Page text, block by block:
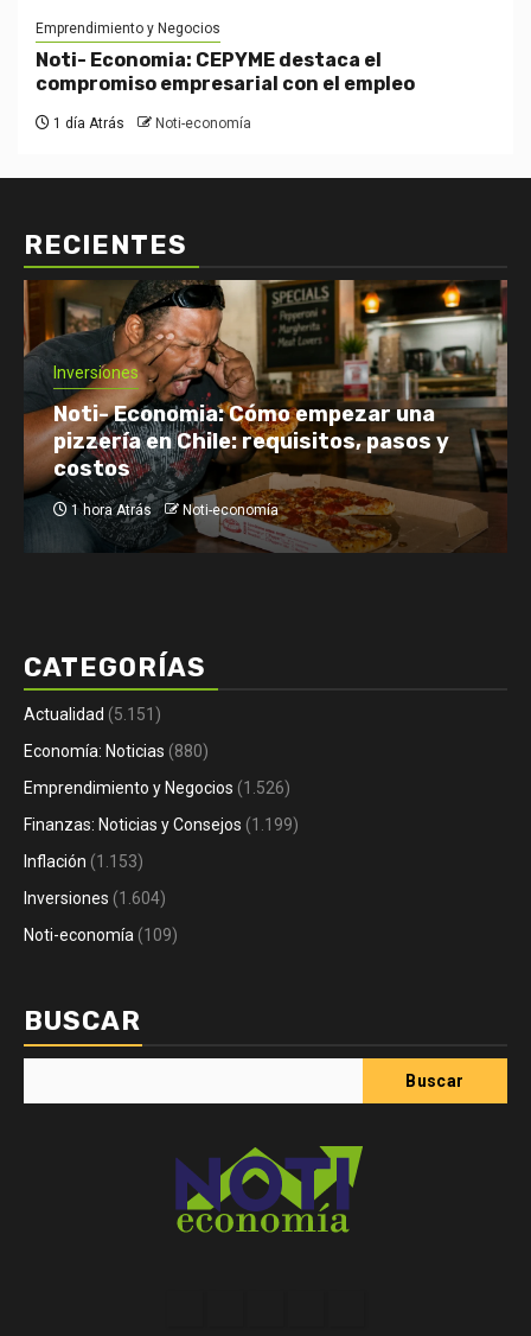
Emprendimiento y Negocios
Noti- Economia: CEPYME destaca el
compromiso empresarial con el empleo
1 día Atrás Noti-economía
RECIENTES
Economía: Noticias Emprendimiento y Negocios
Finanzas: Noticias y Consejos Inversiones
Netflix enfrenta el reto de retener a
su audiencia
4 horas Atrás Noti-economía
CATEGORÍAS
Actualidad (5.151)
Economía: Noticias (880)
Emprendimiento y Negocios (1.526)
Finanzas: Noticias y Consejos (1.199)
Inflación (1.153)
Inversiones (1.604)
Noti-economía (109)
BUSCAR
Buscar